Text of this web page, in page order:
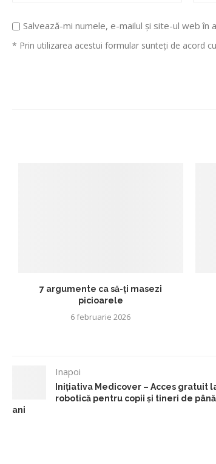
Salvează-mi numele, e-mailul și site-ul web
* Prin utilizarea acestui formular sunteți de acord
7 argumente ca să-ți masezi
picioarele
6 februarie 2026
Inapoi
Inițiativa Medicover – Acces gratuit
robotică pentru copii și tineri de
ani